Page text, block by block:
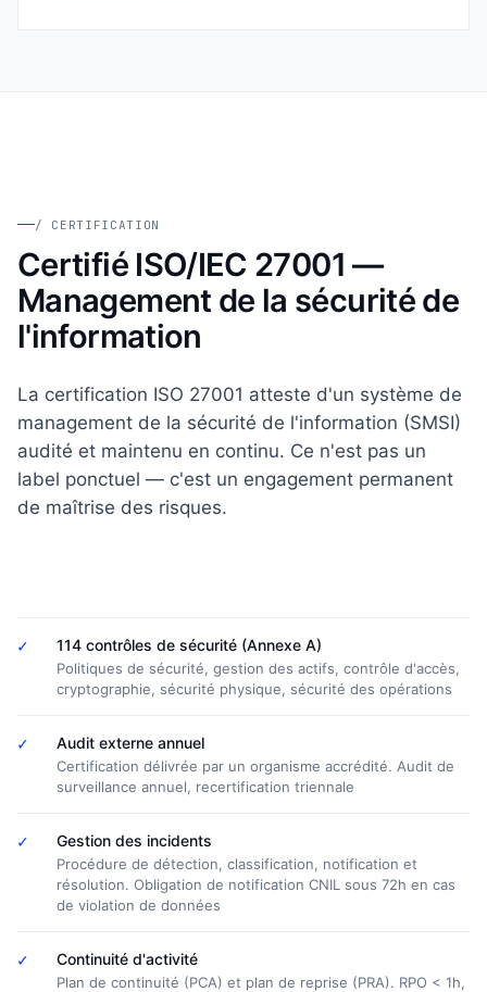
/ CERTIFICATION
Certifié ISO/IEC 27001 —
Management de la sécurité de
l'information
La certification ISO 27001 atteste d'un système de
management de la sécurité de l'information (SMSI)
audité et maintenu en continu. Ce n'est pas un
label ponctuel — c'est un engagement permanent
de maîtrise des risques.
✓ 114 contrôles de sécurité (Annexe A)
Politiques de sécurité, gestion des actifs, contrôle d'accès,
cryptographie, sécurité physique, sécurité des opérations
✓ Audit externe annuel
Certification délivrée par un organisme accrédité. Audit de
surveillance annuel, recertification triennale
✓ Gestion des incidents
Procédure de détection, classification, notification et
résolution. Obligation de notification CNIL sous 72h en cas
de violation de données
✓ Continuité d'activité
Plan de continuité (PCA) et plan de reprise (PRA). RPO < 1h,